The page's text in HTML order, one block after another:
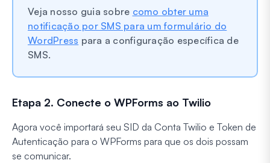
Veja nosso guia sobre como obter uma
notificação por SMS para um formulário do
WordPress para a configuração específica de
SMS.
Etapa 2. Conecte o WPForms ao Twilio
Agora você importará seu SID da Conta Twilio e Token de
Autenticação para o WPForms para que os dois possam
se comunicar.